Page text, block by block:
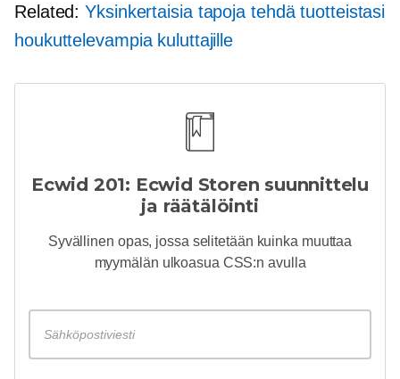
Related:Yksinkertaisia ​​tapoja tehdä tuotteistasi
houkuttelevampia kuluttajille
Ecwid 201: Ecwid Storen suunnittelu
ja räätälöinti
Syvällinen opas, jossa selitetään kuinka muuttaa
myymälän ulkoasua CSS:n avulla